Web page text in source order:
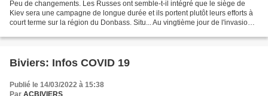
Peu de changements. Les Russes ont semble-t-il intégré que le siège de
Kiev sera une campagne de longue durée et ils portent plutôt leurs efforts à
court terme sur la région du Donbass. Situ... Au vingtième jour de l'invasion
Biviers: Infos COVID 19
Publié le 14/03/2022 à 15:38
Par ACBIVIERS